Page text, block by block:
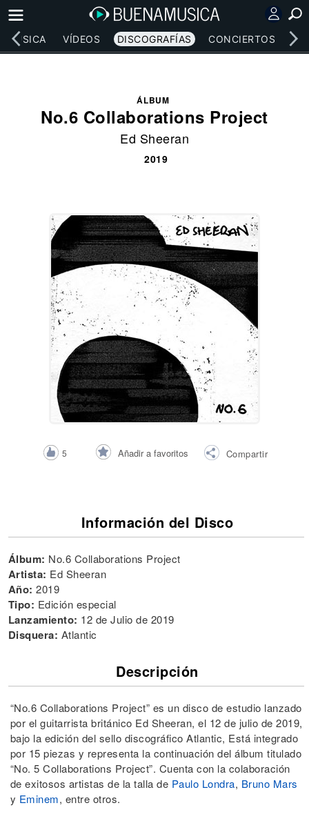
MÚSICA VÍDEOS DISCOGRAFÍAS CONCIERTOS
ÁLBUM
No.6 Collaborations Project
Ed Sheeran
2019
5 Añadir a favoritos Compartir
Información del Disco
Álbum: No.6 Collaborations Project
Artista: Ed Sheeran
Año: 2019
Tipo: Edición especial
Lanzamiento: 12 de Julio de 2019
Disquera: Atlantic
Descripción
“No.6 Collaborations Project” es un disco de estudio lanzado
por el guitarrista británico Ed Sheeran, el 12 de julio de 2019,
bajo la edición del sello discográfico Atlantic, Está integrado
por 15 piezas y representa la continuación del álbum titulado
“No. 5 Collaborations Project”. Cuenta con la colaboración
de exitosos artistas de la talla de Paulo Londra, Bruno Mars
y Eminem, entre otros.